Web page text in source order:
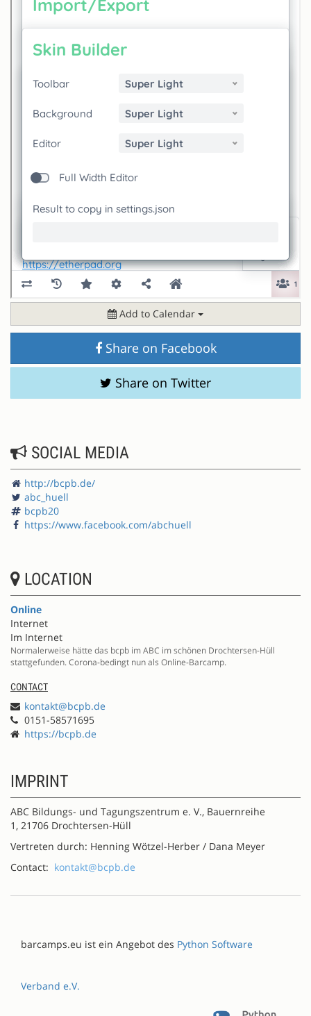
Add to Calendar
Share on Facebook
Share on Twitter
SOCIAL MEDIA
http://bcpb.de/
abc_huell
bcpb20
https://www.facebook.com/abchuell
LOCATION
Online
Internet
Im Internet
Normalerweise hätte das bcpb im ABC im schönen Drochtersen-Hüll
stattgefunden. Corona-bedingt nun als Online-Barcamp.
CONTACT
kontakt@bcpb.de
0151-58571695
https://bcpb.de
IMPRINT
ABC Bildungs- und Tagungszentrum e. V., Bauernreihe
1, 21706 Drochtersen-Hüll
Vertreten durch: Henning Wötzel-Herber / Dana Meyer
Contact: kontakt@bcpb.de
barcamps.eu ist ein Angebot des Python Software
Verband e.V.